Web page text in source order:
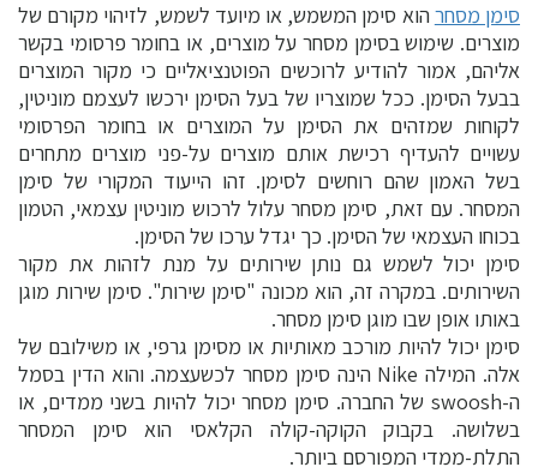
סימן מסחרהוא סימן המשמש, או מיועד לשמש, לזיהוי מקורם של
מוצרים. שימוש בסימן מסחר על מוצרים, או בחומר פרסומי בקשר
אליהם, אמור להודיע לרוכשים הפוטנציאליים כי מקור המוצרים
בבעל הסימן. ככל שמוצריו של בעל הסימן ירכשו לעצמם מוניטין,
לקוחות שמזהים את הסימן על המוצרים או בחומר הפרסומי
עשויים להעדיף רכישת אותם מוצרים על-פני מוצרים מתחרים
בשל האמון שהם רוחשים לסימן. זהו הייעוד המקורי של סימן
המסחר. עם זאת, סימן מסחר עלול לרכוש מוניטין עצמאי, הטמון
בכוחו העצמאי של הסימן. כך יגדל ערכו של הסימן.
סימן יכול לשמש גם נותן שירותים על מנת לזהות את מקור
השירותים. במקרה זה, הוא מכונה "סימן שירות". סימן שירות מוגן
באותו אופן שבו מוגן סימן מסחר.
סימן יכול להיות מורכב מאותיות או מסימן גרפי, או משילובם של
אלה. המילה Nike הינה סימן מסחר לכשעצמה. והוא הדין בסמל
ה-swoosh של החברה. סימן מסחר יכול להיות בשני ממדים, או
בשלושה. בקבוק הקוקה-קולה הקלאסי הוא סימן המסחר
התלת-ממדי המפורסם ביותר.